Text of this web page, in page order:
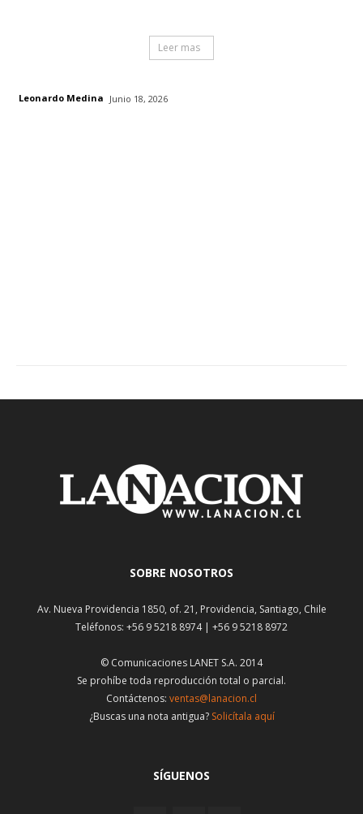
Leer mas
Leonardo Medina Junio 18, 2026
SOBRE NOSOTROS
Av. Nueva Providencia 1850, of. 21, Providencia, Santiago, Chile
Teléfonos: +56 9 5218 8974 | +56 9 5218 8972
© Comunicaciones LANET S.A. 2014
Se prohíbe toda reproducción total o parcial.
Contáctenos: ventas@lanacion.cl
¿Buscas una nota antigua? Solicítala aquí
SÍGUENOS